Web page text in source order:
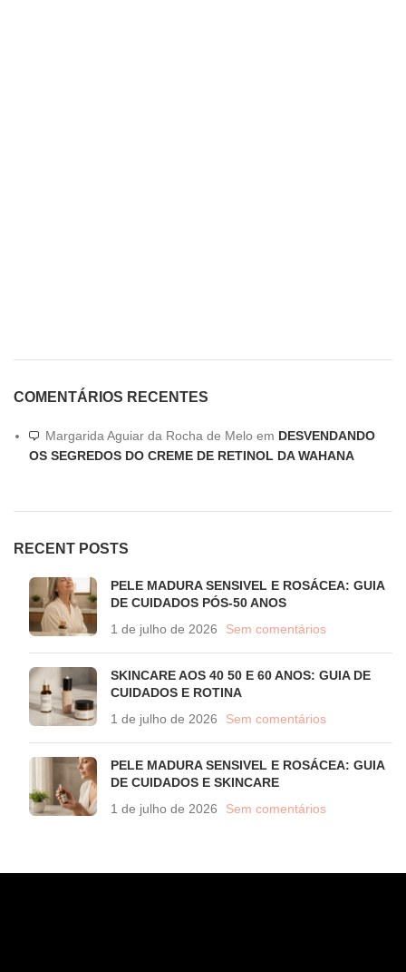
COMENTÁRIOS RECENTES
Margarida Aguiar da Rocha de Melo em DESVENDANDO
OS SEGREDOS DO CREME DE RETINOL DA WAHANA
RECENT POSTS
PELE MADURA SENSIVEL E ROSÁCEA: GUIA
DE CUIDADOS PÓS-50 ANOS
1 de julho de 2026
Sem comentários
SKINCARE AOS 40 50 E 60 ANOS: GUIA DE
CUIDADOS E ROTINA
1 de julho de 2026
Sem comentários
PELE MADURA SENSIVEL E ROSÁCEA: GUIA
DE CUIDADOS E SKINCARE
1 de julho de 2026
Sem comentários